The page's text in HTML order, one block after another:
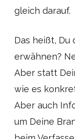
gleich darauf.
Das heißt,
erwähnen?
Aber statt
wie es
Aber auch
um Deine